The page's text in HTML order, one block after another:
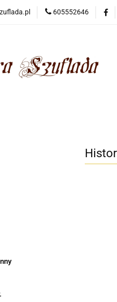
605552646
NOWOŚCI